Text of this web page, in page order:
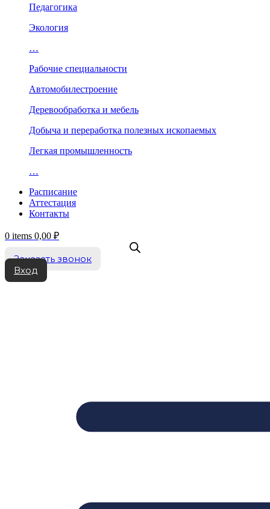
Педагогика
Экология
…
Рабочие специальности
Автомобилестроение
Деревообработка и мебель
Добыча и переработка полезных ископаемых
Легкая промышленность
…
Расписание
Аттестация
Контакты
0 items 0,00 ₽
Заказать звонок
Вход